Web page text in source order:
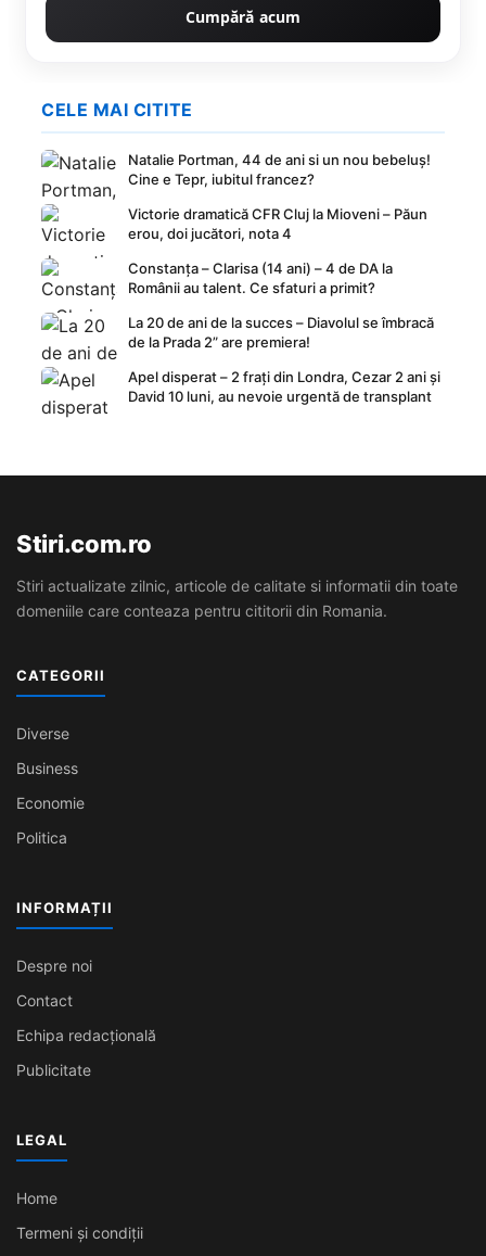
Cumpără acum
CELE MAI CITITE
Natalie Portman, 44 de ani si un nou bebeluș!
Cine e Tepr, iubitul francez?
Victorie dramatică CFR Cluj la Mioveni – Păun
erou, doi jucători, nota 4
Constanța – Clarisa (14 ani) – 4 de DA la
Românii au talent. Ce sfaturi a primit?
La 20 de ani de la succes – Diavolul se îmbracă
de la Prada 2” are premiera!
Apel disperat – 2 frați din Londra, Cezar 2 ani și
David 10 luni, au nevoie urgentă de transplant
Stiri.com.ro
Stiri actualizate zilnic, articole de calitate si informatii din toate
domeniile care conteaza pentru cititorii din Romania.
CATEGORII
Diverse
Business
Economie
Politica
INFORMAȚII
Despre noi
Contact
Echipa redacțională
Publicitate
LEGAL
Home
Termeni și condiții